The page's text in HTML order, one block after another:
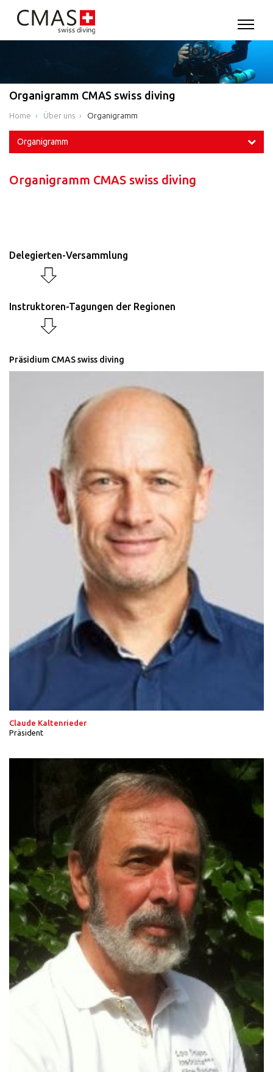
Organigramm CMAS swiss diving
Home Über uns Organigramm
Organigramm
Organigramm CMAS swiss diving
Delegierten-Versammlung
Instruktoren-Tagungen der Regionen
Präsidium CMAS swiss diving
Claude Kaltenrieder
Präsident